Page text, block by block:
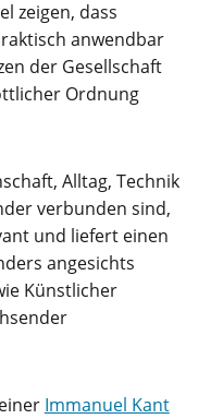
zeigen, dass
anwendbar
der Gesellschaft
Ordnung
Alltag, Technik
verbunden sind,
und liefert einen
angesichts
Künstlicher
Immanuel Kant